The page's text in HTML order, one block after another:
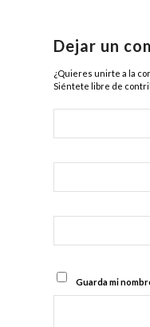
Dejar un
¿Quieres unirte a la
Siéntete libre de
Guarda mi